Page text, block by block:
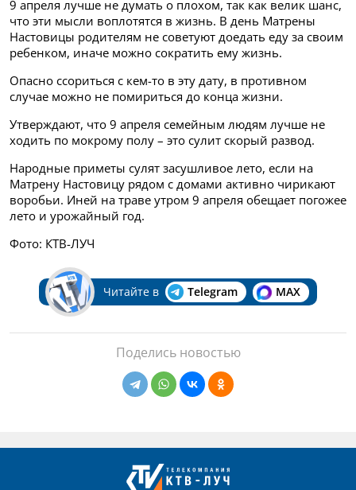
9 апреля лучше не думать о плохом, так как велик шанс,
что эти мысли воплотятся в жизнь. В день Матрены
Настовицы родителям не советуют доедать еду за своим
ребенком, иначе можно сократить ему жизнь.
Опасно ссориться с кем-то в эту дату, в противном
случае можно не помириться до конца жизни.
Утверждают, что 9 апреля семейным людям лучше не
ходить по мокрому полу – это сулит скорый развод.
Народные приметы сулят засушливое лето, если на
Матрену Настовицу рядом с домами активно чирикают
воробьи. Иней на траве утром 9 апреля обещает погожее
лето и урожайный год.
Фото: КТВ-ЛУЧ
Читайте в Telegram MAX
Поделись новостью